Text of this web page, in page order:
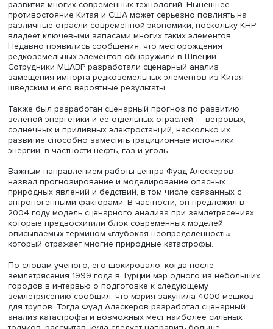
Такие же сценарии были проработаны по экспорту
нефтепродуктов, газа и редкоземельных элементов.
Последние, пояснил Фуад Алескеров, крайне важны
развития многих современных технологий. Нынешнее
противостояние Китая и США может серьезно повлиять
различные отрасли современной экономики,
владеет ключевыми запасами многих таких элементов.
Недавно появились сообщения, что месторождения
редкоземельных элементов обнаружили в Швеции.
Сотрудники МЦАВР разработали сценарный анализ
шведским и его вероятные результаты.
Также был разработан сценарный прогноз по
зеленой энергетики и ее отдельных отраслей —
солнечных и приливных электростанций, насколько их
развитие способно заместить традиционные источники